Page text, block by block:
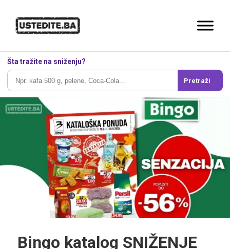
Šta tražite na sniženju?
Pretraži
Bingo katalog SNIŽENJE